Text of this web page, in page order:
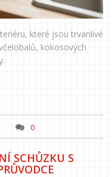
které jsou trvanlivé
kokosových
0
SCHŮZKU S